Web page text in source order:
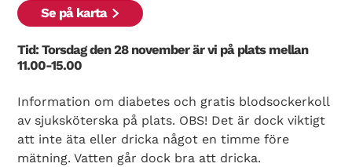
Se på karta
Tid: Torsdag den 28 november är vi på plats mellan
11.00-15.00
Information om diabetes och gratis blodsockerkoll
av sjuksköterska på plats. OBS! Det är dock viktigt
att inte äta eller dricka något en timme före
mätning. Vatten går dock bra att dricka.